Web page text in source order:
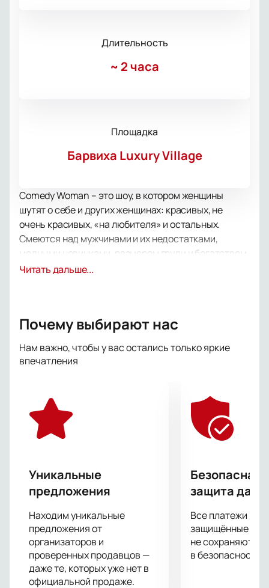
Длительность
~ 2 часа
Площадка
Барвиха Luxury Village
Comedy Woman – это шоу, в котором женщины
шутят о себе и других женщинах: красивых, не
очень красивых, «на любителя» и остальных.
Смеются над мужчинами и их недостатками,
модными новинками, размером груди и богатством
внутреннего мира. Кроме того, они поют, танцуют,
скетчи, яркие номера, роскошные наряды и
Читать дальше...
Почему выбирают нас
Нам важно, чтобы у вас остались только яркие
впечатления
Уникальные
предложения
Находим уникальные
предложения от
организаторов и
проверенных продавцов —
даже те, которых уже нет в
официальной продаже.
Безопасная
защита
Все платежи
защищённые
не сохраняются
в безопасности.